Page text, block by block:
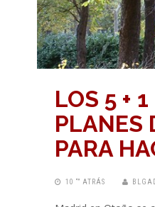
LOS 5 +
PLANES
PARA
10 “” ATRÁS